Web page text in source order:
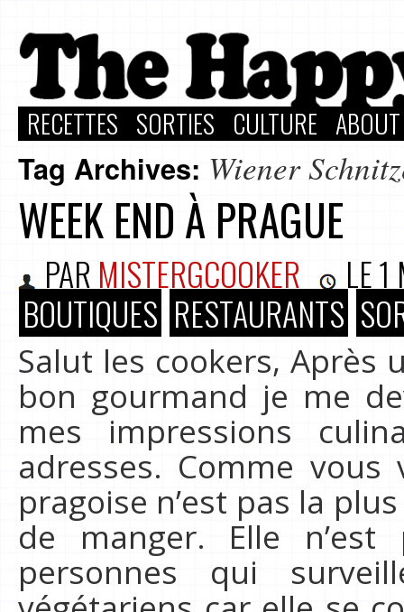
RECETTES SORTIES CULTURE
Tag Archives: Wiener
WEEK END À PRAGUE
PAR MISTERGCOOKER LE1
BOUTIQUES RESTAURANTS
Salut les cookers, Après
bon gourmand je me
mes impressions
adresses. Comme
pragoise n’est pas la
de manger. Elle
personnes qui